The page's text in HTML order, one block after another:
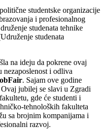
studentske organizacije
i profesionalnog
studenata tehnike
studenata
na ideju da pokrene ovaj
nezaposlenost i odliva
. Sajam ove godine
jubilej se slavi u Zgradi
gde će studenti i
tehnoloških fakulteta
sa brojnim kompanijama i
razvoj.